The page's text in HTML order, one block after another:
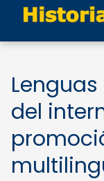
del